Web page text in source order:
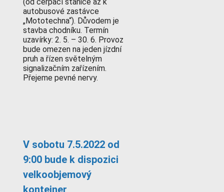
autobusové zastávce
„Mototechna“). Důvodem je
stavba chodníku. Termín
uzavírky: 2. 5. – 30. 6. Provoz
bude omezen na jeden jízdní
pruh a řízen světelným
signalizačním zařízením.
Přejeme pevné nervy.
V sobotu 7.5.2022 od
9:00 bude k dispozici
velkoobjemový